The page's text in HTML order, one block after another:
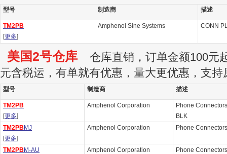
型号 制造商 描述
TM2PB
[更多]
Amphenol Sine Systems CONN
美国2号仓库 仓库直销，订单金额100元
元含税运，有单就有优惠，量大更优惠，支持
型号 制造商 描述
TM2PB
[更多]
Amphenol Corporation
Phone
BLK
TM2PB MJ
[更多]
Amphenol Corporation Phone
TM2PB M-AU
Amphenol Corporation
Phone